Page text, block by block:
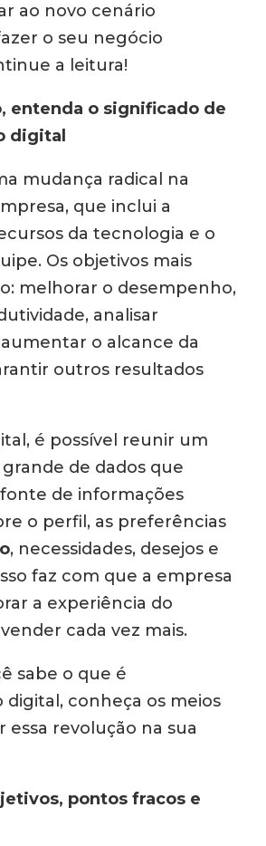
ao novo cenário
o seu negócio
a leitura!
entenda o significado de
digital
mudança radical na
que inclui a
da tecnologia e o
Os objetivos mais
melhorar o desempenho,
analisar
o alcance da
outros resultados
é possível reunir um
de dados que
de informações
o perfil, as preferências
, necessidades, desejos e
faz com que a empresa
a experiência do
cada vez mais.
sabe o que é
conheça os meios
essa revolução na sua
pontos fracos e